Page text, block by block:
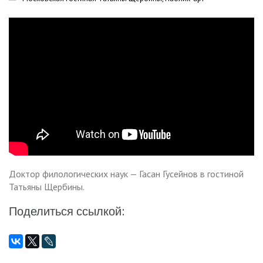
Доктор филологических наук — Гасан Гусейнов в гостиной
Татьяны Щербины.
Поделиться ссылкой: